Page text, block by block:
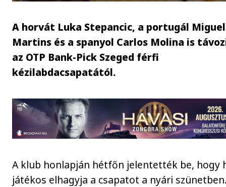
A horvát Luka Stepancic, a portugál Miguel
Martins és a spanyol Carlos Molina is
az OTP Bank-Pick Szeged férfi
kézilabdacsapatától.
A klub honlapján hétfőn jelentették be, hogy
játékos elhagyja a csapatot a nyári